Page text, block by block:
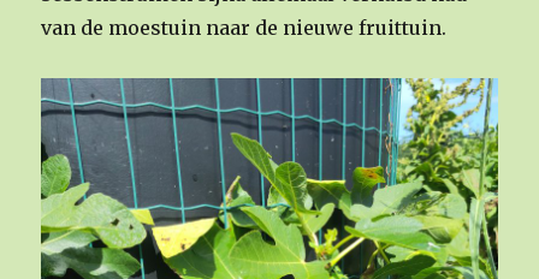
van de moestuin naar de nieuwe fruittuin.